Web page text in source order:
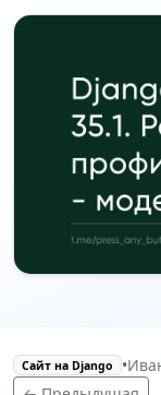
Сайт на Django •